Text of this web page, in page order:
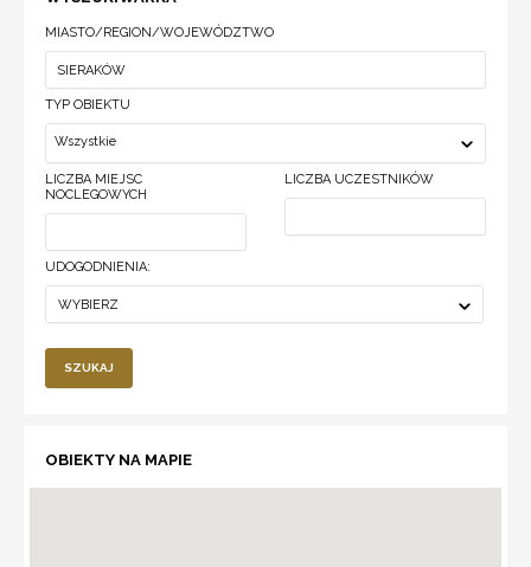
MIASTO/REGION/WOJEWÓDZTWO
TYP OBIEKTU
Wszystkie
LICZBA MIEJSC
NOCLEGOWYCH
LICZBA UCZESTNIKÓW
UDOGODNIENIA:
WYBIERZ
SZUKAJ
OBIEKTY NA MAPIE